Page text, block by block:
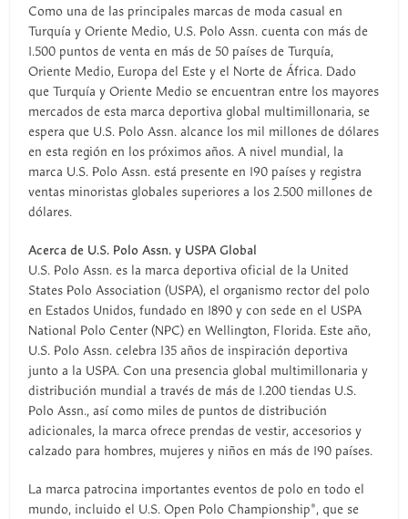
Como una de las principales marcas de moda casual en
Turquía y Oriente Medio, U.S. Polo Assn. cuenta con más de
1.500 puntos de venta en más de 50 países de Turquía,
Oriente Medio, Europa del Este y el Norte de África. Dado
que Turquía y Oriente Medio se encuentran entre los mayores
mercados de esta marca deportiva global multimillonaria, se
espera que U.S. Polo Assn. alcance los mil millones de dólares
en esta región en los próximos años. A nivel mundial, la
marca U.S. Polo Assn. está presente en 190 países y registra
ventas minoristas globales superiores a los 2.500 millones de
dólares.
Acerca de U.S. Polo Assn. y USPA Global
U.S. Polo Assn. es la marca deportiva oficial de la United
States Polo Association (USPA), el organismo rector del polo
en Estados Unidos, fundado en 1890 y con sede en el USPA
National Polo Center (NPC) en Wellington, Florida. Este año,
U.S. Polo Assn. celebra 135 años de inspiración deportiva
junto a la USPA. Con una presencia global multimillonaria y
distribución mundial a través de más de 1.200 tiendas U.S.
Polo Assn., así como miles de puntos de distribución
adicionales, la marca ofrece prendas de vestir, accesorios y
calzado para hombres, mujeres y niños en más de 190 países.
La marca patrocina importantes eventos de polo en todo el
mundo, incluido el U.S. Open Polo Championship®, que se